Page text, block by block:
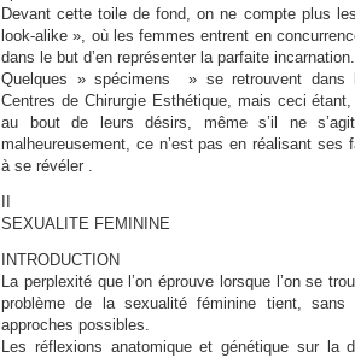
Devant cette toile de fond, on ne compte plus
look-alike », où les femmes entrent en
dans le but d’en représenter la parfaite incarnation.
Quelques » spécimens » se retrouvent
Centres de Chirurgie Esthétique, mais ceci
au bout de leurs désirs, même s’il ne
malheureusement, ce n’est pas en réalisant ses
à se révéler .
SEXUALITE FEMININE
INTRODUCTION
La perplexité que l’on éprouve lorsque l’on se
problème de la sexualité féminine tient,
approches possibles.
Les réflexions anatomique et génétique sur la